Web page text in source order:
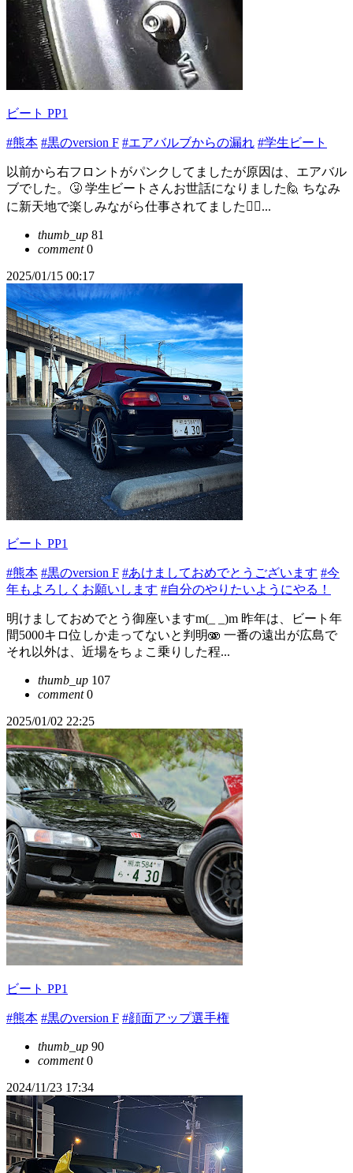
ビート PP1
#熊本 #黒のversion F #エアバルブからの漏れ #学生ビート
以前から右フロントがパンクしてましたが原因は、エアバル
ブでした。🤧 学生ビートさんお世話になりました🙋 ちなみ
に新天地で楽しみながら仕事されてました🙂‍↕...
thumb_up 81
comment0
2025/01/15 00:17
ビート PP1
#熊本 #黒のversion F #あけましておめでとうございます #今
年もよろしくお願いします #自分のやりたいようにやる！
明けましておめでとう御座いますm(_ _)m 昨年は、ビート年
間5000キロ位しか走ってないと判明🫨 一番の遠出が広島で
それ以外は、近場をちょこ乗りした程...
thumb_up 107
comment0
2025/01/02 22:25
ビート PP1
#熊本 #黒のversion F #顔面アップ選手権
thumb_up 90
comment0
2024/11/23 17:34